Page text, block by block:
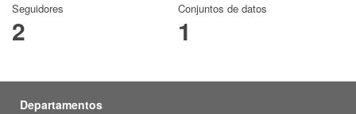
Seguidores
2
Conjuntos de datos
1
Departamentos